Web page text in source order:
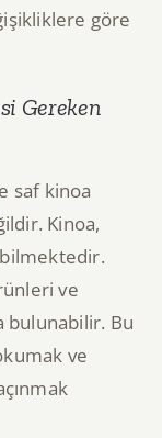
göre
Gereken
saf kinoa
Kinoa,
ve
bulunabilir. Bu
ve